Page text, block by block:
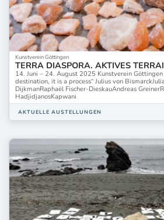
Kunstverein Göttingen
TERRA DIASPORA. AKTIVES
14. Juni – 24. August 2025 Kunstverein Göttingen
destination, it is a process“ Julius von
DijkmanRaphaël Fischer-DieskauAndreas
HadjidjanosKapwani
AKTUELLE AUSTELLUNGEN